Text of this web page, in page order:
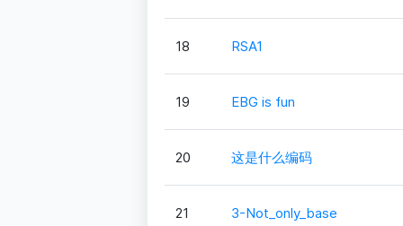
18 RSA1
19 EBG is fun
20 这是什么编码
21 3-Not_only_base